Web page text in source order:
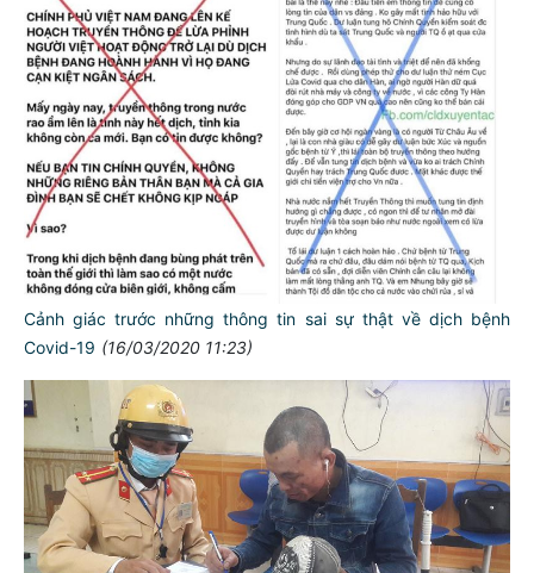
Cảnh giác trước những thông tin sai sự thật về dịch bệnh
Covid-19 (16/03/2020 11:23)